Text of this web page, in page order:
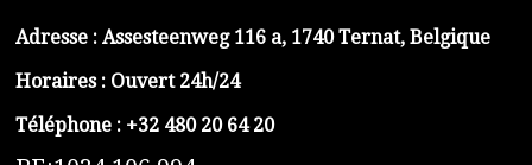
Adresse : Assesteenweg 116 a, 1740 Ternat, Belgique
Horaires : Ouvert 24h/24
Téléphone : +32 480 20 64 20